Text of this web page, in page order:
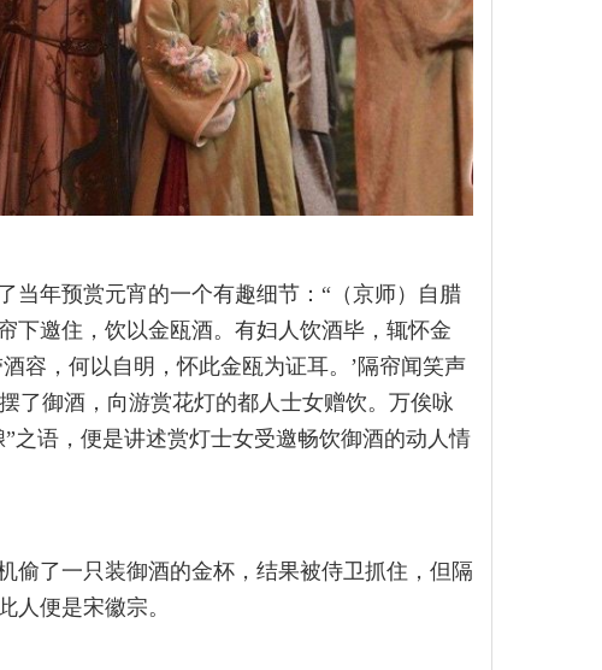
当年预赏元宵的一个有趣细节：“（京师）自腊
下邀住，饮以金瓯酒。有妇人饮酒毕，辄怀金
容，何以自明，怀此金瓯为证耳。’隔帘闻笑声
了御酒，向游赏花灯的都人士女赠饮。万俟咏
之语，便是讲述赏灯士女受邀畅饮御酒的动人情
偷了一只装御酒的金杯，结果被侍卫抓住，但隔
人便是宋徽宗。